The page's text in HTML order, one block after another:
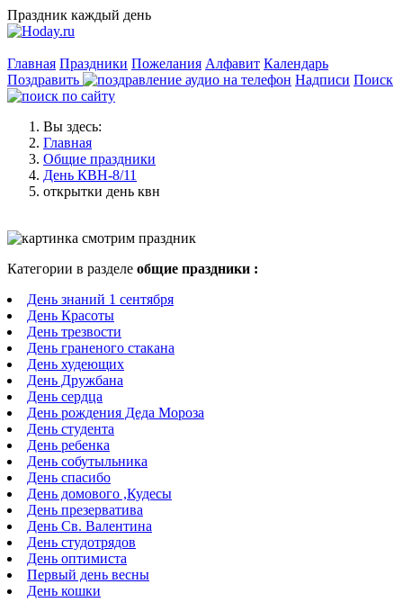
Праздник каждый день
Главная Праздники Пожелания Алфавит Календарь
Поздравить
Надписи Поиск
Вы здесь:
Главная
Общие праздники
День КВН-8/11
открытки день квн
Категории в разделе общие праздники :
День знаний 1 сентября
День Красоты
День трезвости
День граненого стакана
День худеющих
День Дружбана
День сердца
День рождения Деда Мороза
День студента
День ребенка
День собутыльника
День спасибо
День домового ,Кудесы
День презерватива
День Св. Валентина
День студотрядов
День оптимиста
Первый день весны
День кошки